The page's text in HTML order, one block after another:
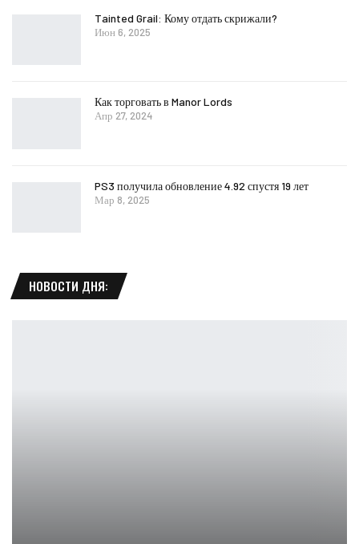
Tainted Grail: Кому отдать скрижали?
Июн 6, 2025
Как торговать в Manor Lords
Апр 27, 2024
PS3 получила обновление 4.92 спустя 19 лет
Мар 8, 2025
НОВОСТИ ДНЯ: